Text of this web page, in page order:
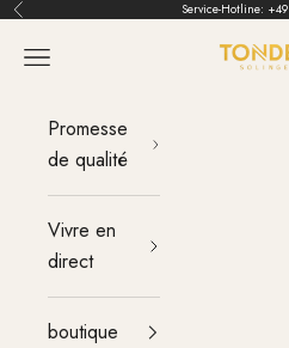
Aller au contenu
Retour Service-Hotline:
TONDEO
menu
Promesse
de qualité
Vivre en
direct
boutique